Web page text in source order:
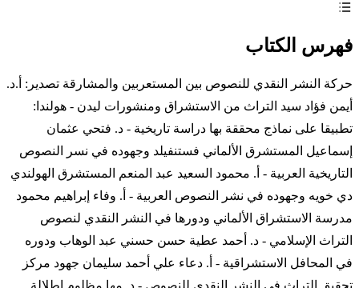
فهرس الكتاب
حركة النشر النقدي للنصوص بين المستعربين والمشارقة تصدير: أ.د.
أيمن فؤاد سيد التراث من الاستشراق ومنشورات ليدن - هولندا:
تطبيقا على نماذج محققة بها دراسة تاريخية - د. فتحي عثمان
إسماعيل المستشرق الألماني فستنفيلد وجهوده في نسر النصوص
التاريخية العربية - أ. محمود السعيد عبد المنعم المستشرق الهولندي
دي خويه وجهوده في نشر النصوص العربية - أ. وفاء إبراهيم محمود
مدرسة الاستشراق الألماني ودورها في النشر النقدي لنصوص
التراث الإسلامي - د. أحمد عطية حسن حسني عبد الوهاب ودوره
في المحافل الاستشراقية - أ. دعاء علي أحمد سليمان جهود مركز